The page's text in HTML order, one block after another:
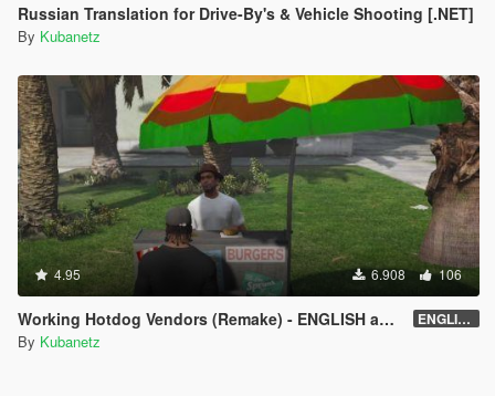
Russian Translation for Drive-By's & Vehicle Shooting [.NET]
By Kubanetz
4.95 6.908 106
Working Hotdog Vendors (Remake) - ENGLISH and RUSSIAN ENGLISH version 1.1 - for LITTLE restoration
By Kubanetz